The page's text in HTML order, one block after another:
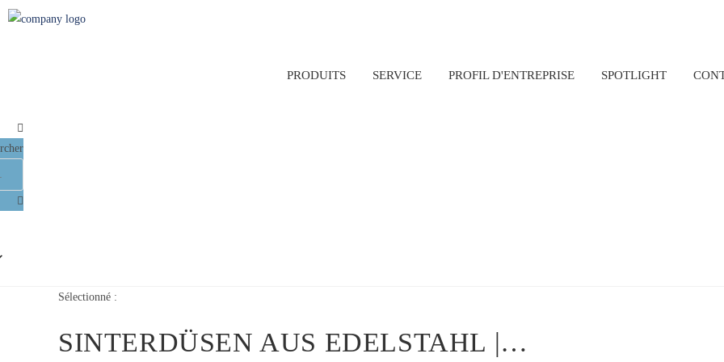
Zum
PRODUITS SERVICE PROFIL D'ENTREPRISE SPOTLIGHT
Sélectionné :
SINTERDÜSEN AUS EDELSTAHL |…